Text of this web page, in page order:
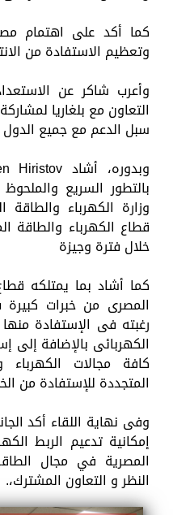
كما أكد على اهتمام
وتعظيم الاستفادة من
وأعرب شاكر عن
التعاون مع بلغاريا
سبل الدعم مع جميع الدول
بالتطور السريع
وزارة الكهرباء والطاقة
قطاع الكهرباء والطاقة
خلال فترة وجيزة
كما أشاد بما يمتلكه
المصرى من خبرات
رغبته فى الإستفادة
الكهربائى بالإضافة إلى
كافة مجالات
المتجددة للإستفادة من
وفى نهاية اللقاء أكد
إمكانية تدعيم الربط
المصرية في مجال
النظر و التعاون المشترك،.